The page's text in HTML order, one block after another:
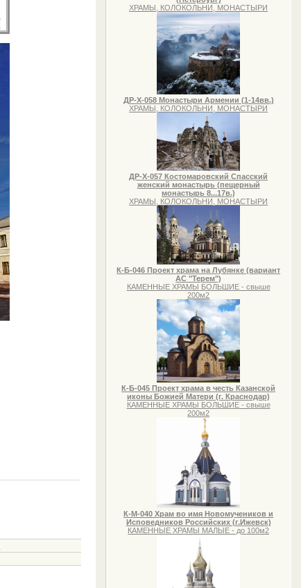
ХРАМЫ, КОЛОКОЛЬНИ, МОНАСТЫРИ
ДР-Х-058 Монастыри Армении (1-14вв.)
ХРАМЫ, КОЛОКОЛЬНИ, МОНАСТЫРИ
ДР-Х-057 Костомаровский Спасский
женский монастырь (пещерный
монастырь 8...17в.)
ХРАМЫ, КОЛОКОЛЬНИ, МОНАСТЫРИ
К-Б-046 Проект храма на Лубянке (вариант
АС "Терем")
КАМЕННЫЕ ХРАМЫ БОЛЬШИЕ - свыше
200м2
К-Б-045 Проект храма в честь Казанской
иконы Божией Матери (г. Краснодар)
КАМЕННЫЕ ХРАМЫ БОЛЬШИЕ - свыше
200м2
К-М-040 Храм во имя Новомучеников и
Исповедников Российских (г.Ижевск)
КАМЕННЫЕ ХРАМЫ МАЛЫЕ - до 100м2